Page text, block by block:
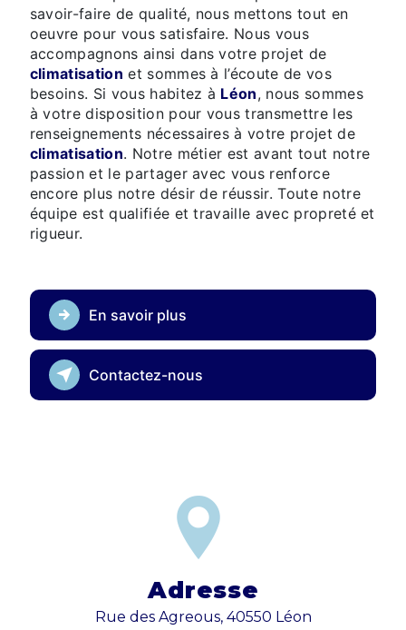
savoir-faire de qualité, nous mettons tout en
oeuvre pour vous satisfaire. Nous vous
accompagnons ainsi dans votre projet de
climatisation et sommes à l’écoute de vos
besoins. Si vous habitez à Léon, nous sommes
à votre disposition pour vous transmettre les
renseignements nécessaires à votre projet de
climatisation. Notre métier est avant tout notre
passion et le partager avec vous renforce
encore plus notre désir de réussir. Toute notre
équipe est qualifiée et travaille avec propreté et
rigueur.
En savoir plus
Contactez-nous
Adresse
Rue des Agreous, 40550 Léon